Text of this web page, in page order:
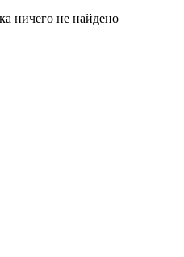
ничего не найдено